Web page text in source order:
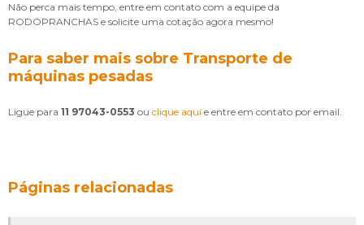
Não perca mais tempo, entre em contato com a equipe da
RODOPRANCHAS e solicite uma cotação agora mesmo!
Para saber mais sobre Transporte de
máquinas pesadas
Ligue para 11 97043-0553 ou clique aqui e entre em contato por email.
Páginas relacionadas